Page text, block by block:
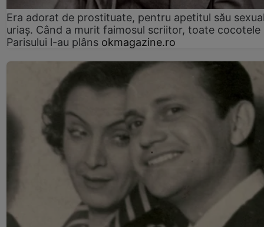
Era adorat de prostituate, pentru apetitul său
uriaș. Când a murit faimosul scriitor, toate cocotele
Parisului l-au plâns okmagazine.ro